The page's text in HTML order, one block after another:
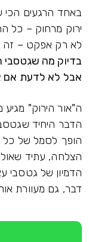
באחד הרגעים הכי
ירוק מרחוק – כל
לא רק אפקט – זה
בדיוק מה
אבל לא לדעת אם
ה"אור הירוק"
הדבר היחיד
הופך לסמל של כל
הצלחה, עתיד
הדמיון של גטסבי
דבר, גם מעוורת